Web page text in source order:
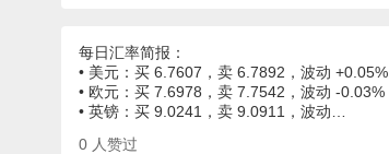
每日汇率简报：
• 美元：买 6.7607，卖 6.7892，波动 +0.05%
• 欧元：买 7.6978，卖 7.7542，波动 -0.03%
• 英镑：买 9.0241，卖 9.0911，波动…
0 人赞过